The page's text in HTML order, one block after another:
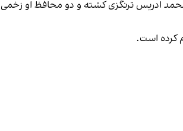
ادریس ترنگزی کشته و دو محافظ او
کرده است.